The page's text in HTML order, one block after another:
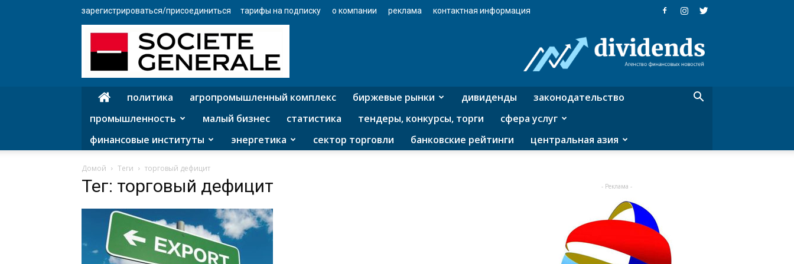
зарегистрироваться/присоединиться тарифы на подписку о компании реклама контактная информация
агентство
финансовых
политика агропромышленный комплекс биржевые рынки дивиденды
законодательство
промышленность
малый бизнес статистика тендеры, конкурсы, торги
сфера услуг
финансовые институты
энергетика сектор торговли банковские рейтинги центральная азия
Домой Теги торговый дефицит
Тег: торговый дефицит - Реклама -